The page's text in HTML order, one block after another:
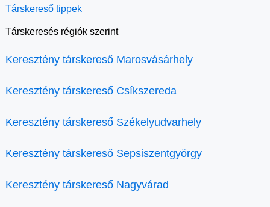
Társkereső tippek
Társkeresés régiók szerint
Keresztény társkereső Marosvásárhely
Keresztény társkereső Csíkszereda
Keresztény társkereső Székelyudvarhely
Keresztény társkereső Sepsiszentgyörgy
Keresztény társkereső Nagyvárad